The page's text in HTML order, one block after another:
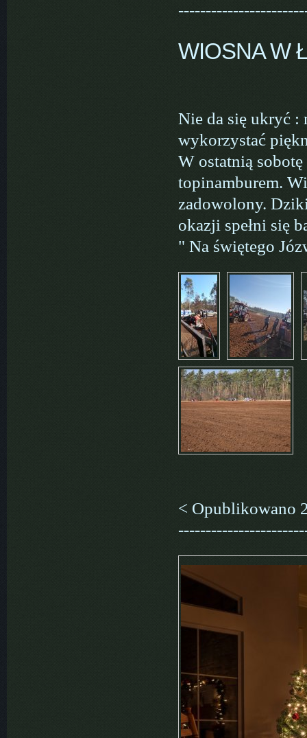
WIOSNA W
Nie da się ukryć :
wykorzystać
W ostatnią
topinamburem.
zadowolony.
okazji spełni się
" Na świętego
< Opublikowano